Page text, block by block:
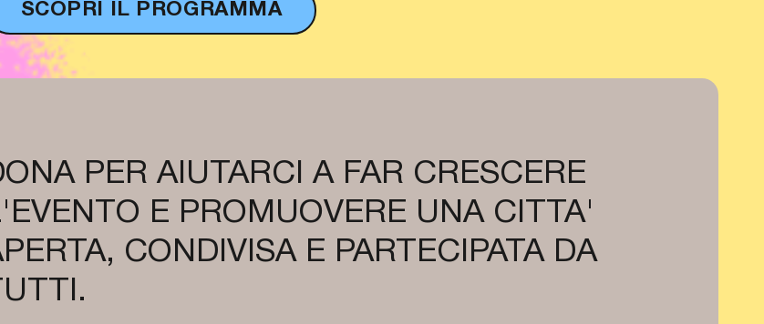
SCOPRI IL PROGRAMMA
PER AIUTARCI A FAR CRESCERE
E PROMUOVERE UNA CITTA'
CONDIVISA E PARTECIPATA DA